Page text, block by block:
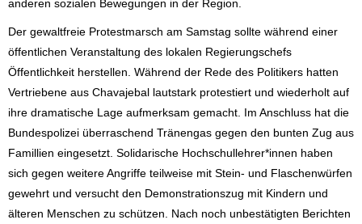
anderen sozialen Bewegungen in der Region.
Der gewaltfreie Protestmarsch am Samstag sollte während einer
öffentlichen Veranstaltung des lokalen Regierungschefs
Öffentlichkeit herstellen. Während der Rede des Politikers hatten
Vertriebene aus Chavajebal lautstark protestiert und wiederholt auf
ihre dramatische Lage aufmerksam gemacht. Im Anschluss hat die
Bundespolizei überraschend Tränengas gegen den bunten Zug aus
Famillien eingesetzt. Solidarische Hochschullehrer*innen haben
sich gegen weitere Angriffe teilweise mit Stein- und Flaschenwürfen
gewehrt und versucht den Demonstrationszug mit Kindern und
älteren Menschen zu schützen. Nach noch unbestätigten Berichten